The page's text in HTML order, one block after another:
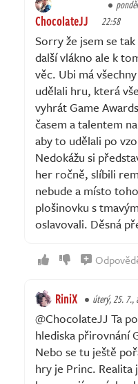
ChocolateJJ
22:58
Sorry že jsem se
další vlákno ale k
věc. Ubi má
udělali hru, která
vyhrát Game
časem a talentem
aby to udělali po
Nedokážu si
her ročně, slíbili
nebude a místo
plošinovku s
oslavovali. Děsná
RiniX úterý, 25. 7.,
@ChocolateJJ Ta
hlediska přirovnání
Nebo se tu ještě
hry je Princ. Realita